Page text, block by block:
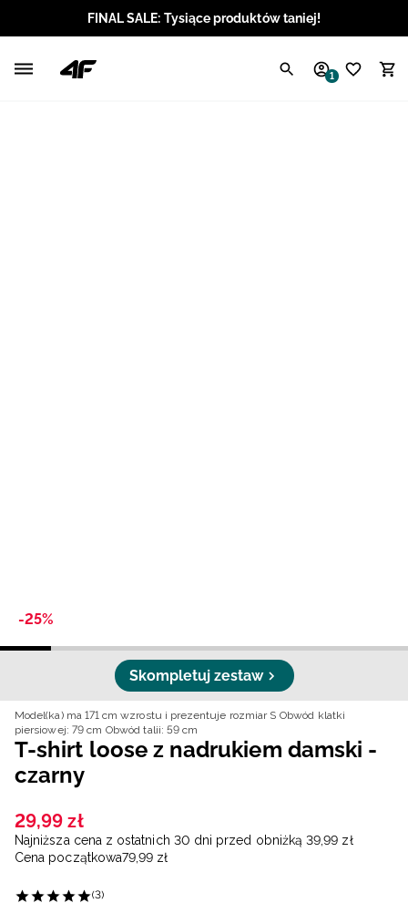
FINAL SALE: Tysiące produktów taniej!
1
-25%
Skompletuj zestaw
Model(ka) ma 171 cm wzrostu i prezentuje rozmiar S Obwód klatki
piersiowej: 79 cm Obwód talii: 59 cm
T-shirt loose z nadrukiem damski -
czarny
29,99 zł
Najniższa cena z ostatnich 30 dni przed obniżką 39,99 zł
Cena początkowa79,99 zł
(3)